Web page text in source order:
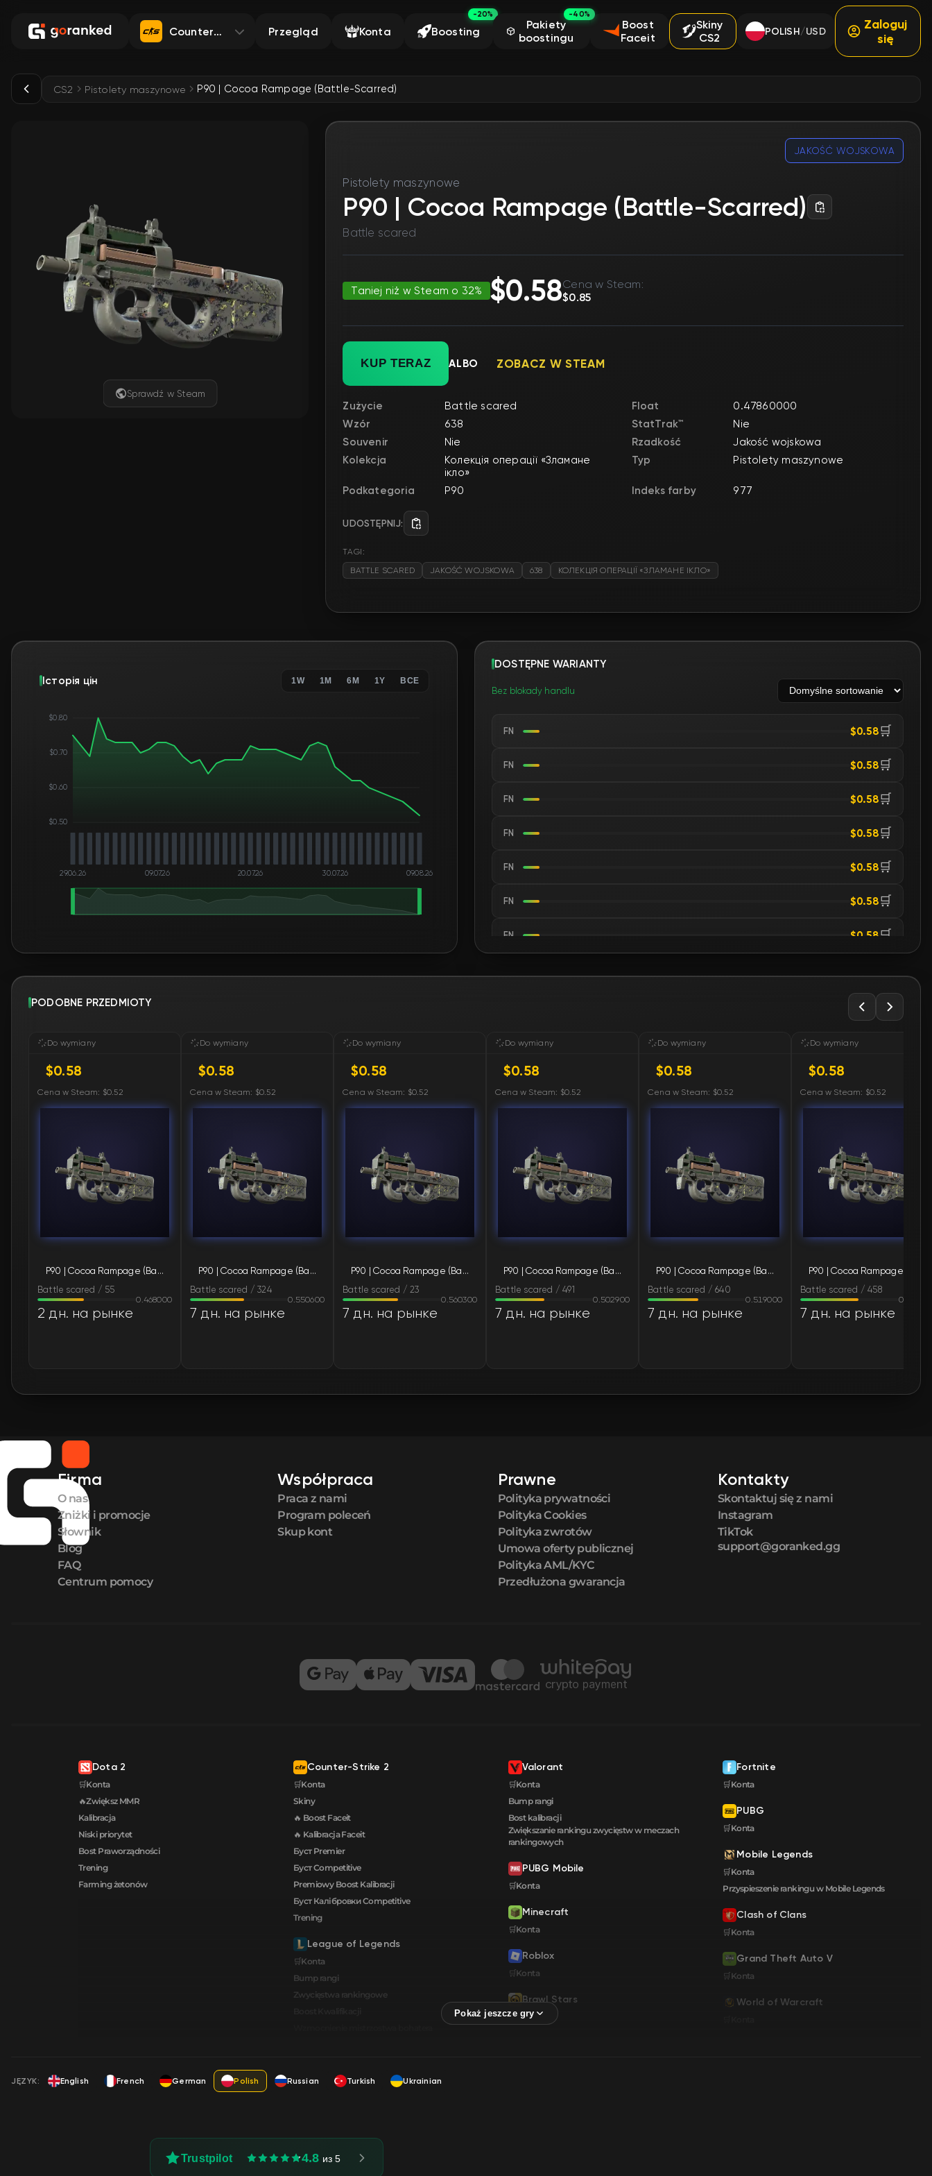
Counter-Strike 2 Przegląd Konta Boosting
-20%
Pakiety
boostingu
-40%
Boost
Faceit
Skiny
CS2
POLISH/USD
Zaloguj
się
CS2 Pistolety maszynowe P90 | Cocoa Rampage (Battle-Scarred)
Sprawdź w Steam
JAKOŚĆ WOJSKOWA
Pistolety maszynowe
P90 | Cocoa Rampage (Battle-Scarred)
Battle scared
Taniej niż w Steam o 32% $0.58Cena w Steam:
$0.85
KUP TERAZ ALBO ZOBACZ W STEAM
Zużycie Battle scared Float
0.47860000
Wzór
638 StatTrak™
Nie
Souvenir
Nie Rzadkość
Jakość wojskowa
Kolekcja
Колекція операції «Зламане
ікло»
Typ Pistolety maszynowe
Podkategoria P90 Indeks farby 977
UDOSTĘPNIJ:
TAGI:
BATTLE SCARED
JAKOŚĆ WOJSKOWA 638 КОЛЕКЦІЯ ОПЕРАЦІЇ «ЗЛАМАНЕ ІКЛО»
Історія цін 1W 1M 6M 1Y ВСЕ
$0.50
$0.60
$0.70
$0.80
29.06.26 09.07.26 20.07.26 30.07.26 09.08.26
DOSTĘPNE WARIANTY
Bez blokady handlu
FN $0.58🛒
FN $0.58🛒
FN $0.58🛒
FN $0.58🛒
FN $0.58🛒
FN $0.58🛒
FN $0.58🛒
$0.59 🛒
FN
FN $0.59🛒
FN $0.64🛒
🛒
FN $0.66🛒
FN $0.66🛒
FN $0.66 🛒
FN
FN
PODOBNE PRZEDMIOTY
Do wymiany
$0.58
Cena w Steam: $0.52
P90 | Cocoa Rampage (Battle-Scarred)
Battle scared / 55
0.468000
2 дн. на рынке
Do wymiany
$0.58
Cena w Steam: $0.52
P90 | Cocoa Rampage (Battle-Scarred)
Battle scared / 324
0.550600
7 дн. на рынке
Do wymiany
$0.58
Cena w Steam: $0.52
P90 | Cocoa Rampage (Battle-Scarred)
Battle scared / 23
0.560300
7 дн. на рынке
Do wymiany
$0.58
Cena w Steam: $0.52
P90 | Cocoa Rampage (Battle-Scarred)
Battle scared / 491
0.502900
7 дн. на рынке
Do wymiany
$0.58
Cena w Steam: $0.52
P90 | Cocoa Rampage (Battle-Scarred)
Battle scared / 640
0.519000
7 дн. на рынке
Do wymiany
$0.58
Cena w Steam: $0.52
Battle scared / 458
7 дн. на рынке
Firma
O nas
Zniżki i promocje
Słownik
Blog
FAQ
Centrum pomocy
Współpraca
Praca z nami
Program poleceń
Skup kont
Prawne
Polityka prywatności
Polityka Cookies
Polityka zwrotów
Umowa oferty publicznej
Polityka AML/KYC
Przedłużona gwarancja
Kontakty
Skontaktuj się z nami
Instagram
TikTok
support@goranked.gg
Dota 2
🛒Konta
🔥Zwiększ MMR
Kalibracja
Niski priorytet
Bost Praworządności
Trening
Farming żetonów
Counter-Strike 2
🛒Konta
Skiny
🔥 Boost Faceit
🔥 Kalibracja Faceit
Буст Premier
Буст Competitive
Premiowy Boost Kalibracji
Буст Калібровки Сompetitive
Trening
League of Legends
🛒Konta
Bump rangi
Zwycięstwa rankingowe
Valorant
🛒Konta
Bump rangi
Bost kalibracji
Zwiększanie rankingu zwycięstw w meczach
rankingowych
PUBG Mobile
🛒Konta
Minecraft
🛒Konta
Roblox
🛒Konta
Brawl Stars
🛒Konta
Fortnite
🛒Konta
PUBG
🛒Konta
Mobile Legends
🛒Konta
Przyspieszenie rankingu w Mobile Legends
Clash of Clans
🛒Konta
Grand Theft Auto V
🛒Konta
World of Warcraft
JĘZYK: English French German Polish Russian Turkish Ukrainian
Trustpilot 4.8 из 5